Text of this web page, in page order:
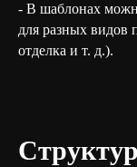
- В шаблонах
для разных видов
отделка и т. д.).